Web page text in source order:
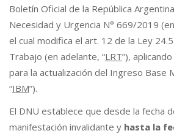
Boletín Oficial de la República
Necesidad y Urgencia N° 669/2019
el cual modifica el art. 12 de la Ley
Trabajo (en adelante, “LRT”),
para la actualización del Ingreso Base
“IBM”).
El DNU establece que desde la fecha
manifestación invalidante y hasta la